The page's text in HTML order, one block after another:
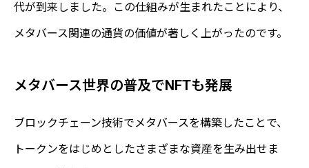
代が到来しました。この仕組みが生まれたことにより、
メタバース関連の通貨の価値が著しく上がったのです。
メタバース世界の普及でNFTも発展
ブロックチェーン技術でメタバースを構築したことで、
トークンをはじめとしたさまざまな資産を生み出せま